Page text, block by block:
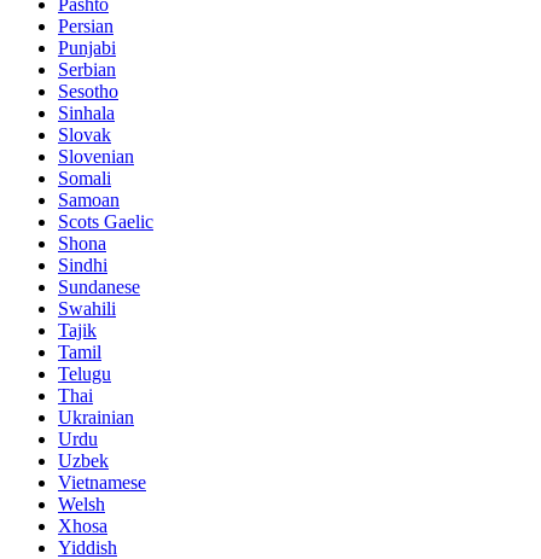
Pashto
Persian
Punjabi
Serbian
Sesotho
Sinhala
Slovak
Slovenian
Somali
Samoan
Scots Gaelic
Shona
Sindhi
Sundanese
Swahili
Tajik
Tamil
Telugu
Thai
Ukrainian
Urdu
Uzbek
Vietnamese
Welsh
Xhosa
Yiddish